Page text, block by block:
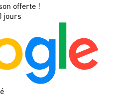
offerte !
jours